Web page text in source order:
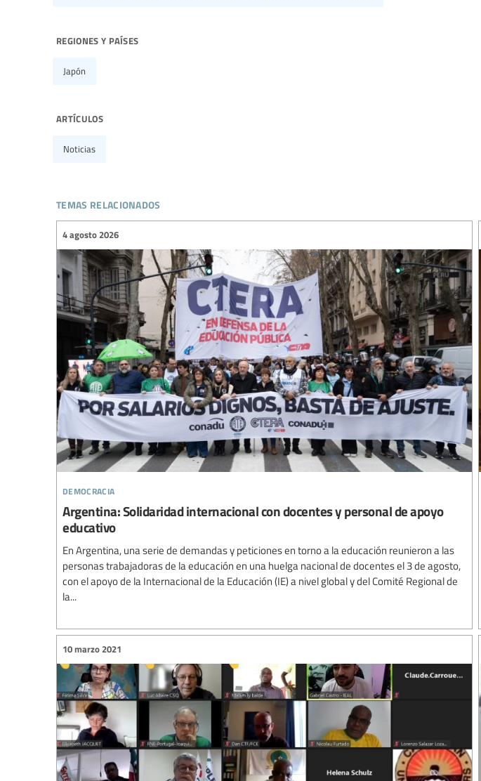
regiones y países
Japón
artículos
Noticias
temas relacionados
democracia
4 agosto 2026
Argentina: Solidaridad internacional con docentes y personal de apoyo
educativo
En Argentina, una serie de demandas y peticiones en torno a la educación reunieron a las
personas trabajadoras de la educación en una huelga nacional de docentes el 3 de agosto,
con el apoyo de la Internacional de la Educación (IE) a nivel global y del Comité Regional de
la...
10 marzo 2021